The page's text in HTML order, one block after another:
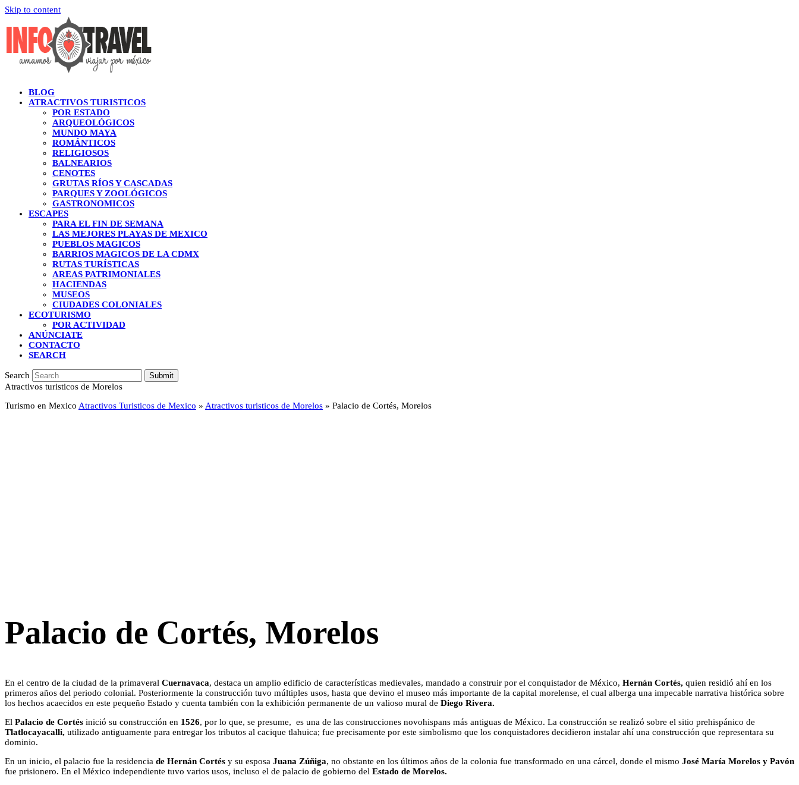
Skip to content
BLOG
ATRACTIVOS TURISTICOS
POR ESTADO
ARQUEOLÓGICOS
MUNDO MAYA
ROMÁNTICOS
RELIGIOSOS
BALNEARIOS
CENOTES
GRUTAS RÍOS Y CASCADAS
PARQUES Y ZOOLÓGICOS
GASTRONOMICOS
ESCAPES
PARA EL FIN DE SEMANA
LAS MEJORES PLAYAS DE MEXICO
PUEBLOS MAGICOS
BARRIOS MAGICOS DE LA CDMX
RUTAS TURÍSTICAS
AREAS PATRIMONIALES
HACIENDAS
MUSEOS
CIUDADES COLONIALES
ECOTURISMO
POR ACTIVIDAD
ANÚNCIATE
CONTACTO
SEARCH
Search Submit
Atractivos turisticos de Morelos
Turismo en Mexico Atractivos Turisticos de Mexico » Atractivos turisticos de Morelos » Palacio de Cortés, Morelos
Palacio de Cortés, Morelos
En el centro de la ciudad de la primaveral Cuernavaca, destaca un amplio edificio de características medievales, mandado a construir por el conquistador de México, Hernán Cortés, quien residió ahí en los
primeros años del periodo colonial. Posteriormente la construcción tuvo múltiples usos, hasta que devino el museo más importante de la capital morelense, el cual alberga una impecable narrativa histórica sobre
los hechos acaecidos en este pequeño Estado y cuenta también con la exhibición permanente de un valioso mural de Diego Rivera.
El Palacio de Cortés inició su construcción en 1526, por lo que, se presume, es una de las construcciones novohispans más antiguas de México. La construcción se realizó sobre el sitio prehispánico de
Tlatlocayacalli, utilizado antiguamente para entregar los tributos al cacique tlahuica; fue precisamente por este simbolismo que los conquistadores decidieron instalar ahí una construcción que representara su
dominio.
En un inicio, el palacio fue la residencia de Hernán Cortés y su esposa Juana Zúñiga, no obstante en los últimos años de la colonia fue transformado en una cárcel, donde el mismo José María Morelos y Pavón
fue prisionero. En el México independiente tuvo varios usos, incluso el de palacio de gobierno del Estado de Morelos.